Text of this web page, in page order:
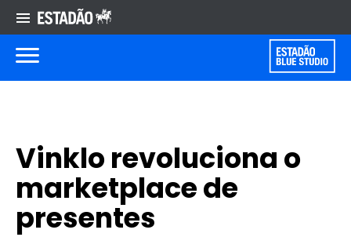
Vinklo revoluciona o
marketplace de
presentes